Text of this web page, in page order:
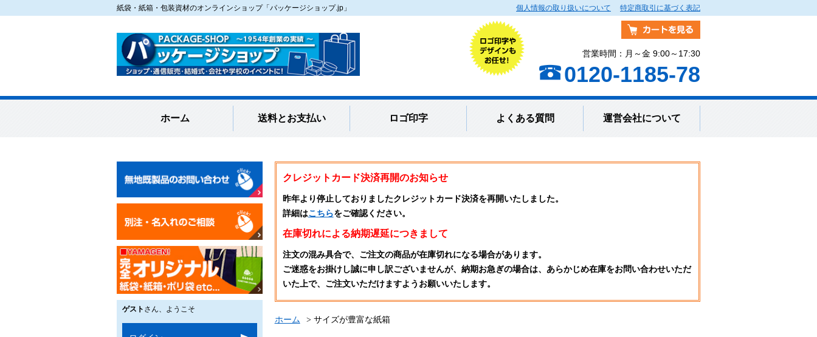
紙袋・紙箱・包装資材のオンラインショップ「パッケージショップ.jp」 特定商取引に基づく表記
個人情報の取り扱いについて
営業時間：月～金 9:00～17:30
0120-1185-78
ホーム 送料とお支払い ロゴ印字 よくある質問 運営会社について
クレジットカード決済再開のお知らせ
昨年より停止しておりましたクレジットカード決済を再開いたしました。
詳細はこちらをご確認ください。
在庫切れによる納期遅延につきまして
注文の混み具合で、ご注文の商品が在庫切れになる場合があります。
ご迷惑をお掛けし誠に申し訳ございませんが、納期お急ぎの場合は、あらかじめ在庫をお問い合わせいただ
いた上で、ご注文いただけますようお願いいたします。
ホーム サイズが豊富な紙箱
ゲスト さん、ようこそ